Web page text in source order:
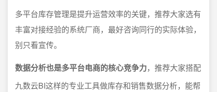
多平台库存管理是提升运营效率的关键，推荐大家选有
丰富对接经验的系统厂商，最好咨询同行的实际体验，
别只看宣传。
数据分析也是多平台电商的核心竞争力，推荐大家搭配
九数云BI这样的专业工具做库存和销售数据分析，能帮